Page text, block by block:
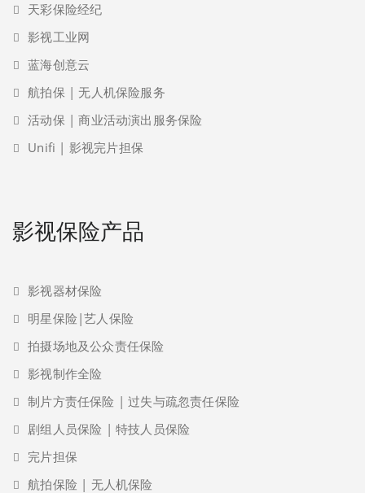
天彩保险经纪
影视工业网
蓝海创意云
航拍保 | 无人机保险服务
活动保 | 商业活动演出服务保险
Unifi | 影视完片担保
影视保险产品
影视器材保险
明星保险|艺人保险
拍摄场地及公众责任保险
影视制作全险
制片方责任保险 | 过失与疏忽责任保险
剧组人员保险 | 特技人员保险
完片担保
航拍保险 | 无人机保险